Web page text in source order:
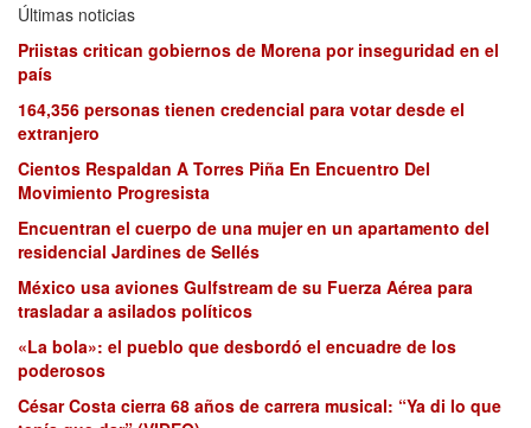
Últimas noticias
Priistas critican gobiernos de Morena por inseguridad en el
país
164,356 personas tienen credencial para votar desde el
extranjero
Cientos Respaldan A Torres Piña En Encuentro Del
Movimiento Progresista
Encuentran el cuerpo de una mujer en un apartamento del
residencial Jardines de Sellés
México usa aviones Gulfstream de su Fuerza Aérea para
trasladar a asilados políticos
«La bola»: el pueblo que desbordó el encuadre de los
poderosos
César Costa cierra 68 años de carrera musical: “Ya di lo que